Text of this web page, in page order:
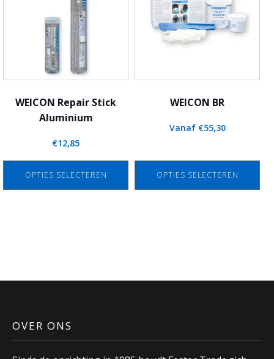
WEICON Repair Stick
Aluminium
€12,85
OPTIES SELECTEREN
gekozen
worden
productpagina
WEICON BR
Vanaf €55,30
OPTIES SELECTEREN
meerdere
variaties.
gekozen
OVER ONS